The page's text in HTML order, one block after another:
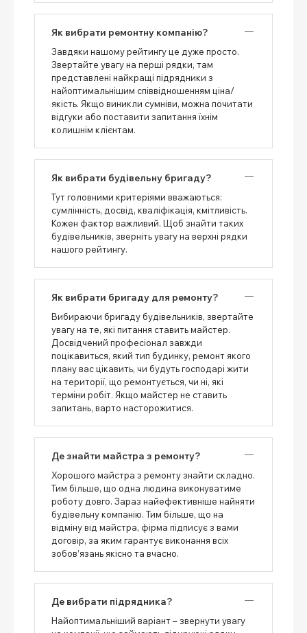
Як вибрати ремонтну компанію?
Завдяки нашому рейтингу це дуже просто.
Звертайте увагу на перші рядки, там
представлені найкращі підрядники з
найоптимальнішим співвідношенням ціна/
якість. Якщо виникли сумніви, можна почитати
відгуки або поставити запитання їхнім
колишнім клієнтам.
Як вибрати будівельну бригаду?
Тут головними критеріями вважаються:
сумлінність, досвід, кваліфікація, кмітливість.
Кожен фактор важливий. Щоб знайти таких
будівельників, зверніть увагу на верхні рядки
нашого рейтингу.
Як вибрати бригаду для ремонту?
Вибираючи бригаду будівельників, звертайте
увагу на те, які питання ставить майстер.
Досвідчений професіонал завжди
поцікавиться, який тип будинку, ремонт якого
плану вас цікавить, чи будуть господарі жити
на території, що ремонтується, чи ні, які
терміни робіт. Якщо майстер не ставить
запитань, варто насторожитися.
Де знайти майстра з ремонту?
Хорошого майстра з ремонту знайти складно.
Тим більше, що одна людина виконуватиме
роботу довго. Зараз найефективніше найняти
будівельну компанію. Тим більше, що на
відміну від майстра, фірма підписує з вами
договір, за яким гарантує виконання всіх
зобов’язань якісно та вчасно.
Де вибрати підрядника?
Найоптимальніший варіант – звернути увагу